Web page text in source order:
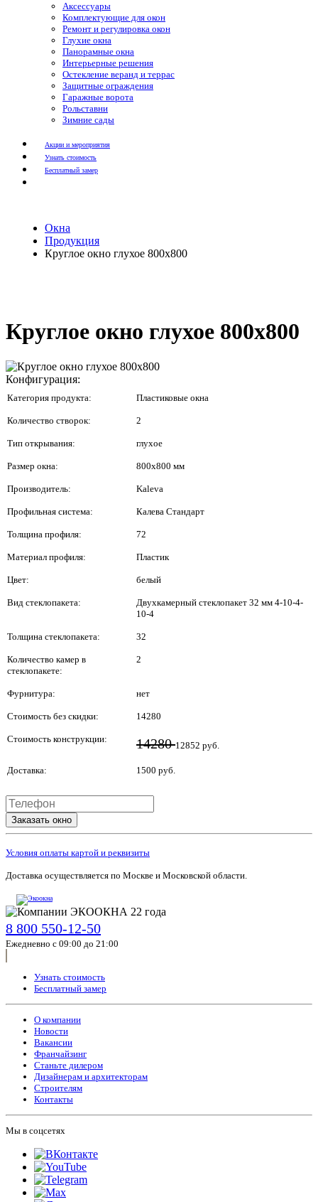
Аксессуары
Комплектующие для окон
Ремонт и регулировка окон
Глухие окна
Панорамные окна
Интерьерные решения
Остекление веранд и террас
Защитные ограждения
Гаражные ворота
Рольставни
Зимние сады
Акции и мероприятия
Узнать стоимость
Бесплатный замер
Окна
Продукция
Круглое окно глухое 800x800
Круглое окно глухое 800x800
Конфигурация:
Категория продукта: Пластиковые окна
Количество створок: 2
Тип открывания: глухое
Размер окна: 800x800 мм
Производитель: Kaleva
Профильная система: Калева Стандарт
Толщина профиля: 72
Материал профиля: Пластик
Цвет: белый
Вид стеклопакета:
Двухкамерный стеклопакет 32 мм 4-10-4-
10-4
Толщина стеклопакета: 32
Количество камер в
стеклопакете:
2
Фурнитура: нет
Стоимость без скидки: 14280
Стоимость конструкции: 1428012852 руб.
Доставка: 1500 руб.
Заказать окно
Условия оплаты картой и реквизиты
Доставка осуществляется по Москве и Московской области.
8 800 550-12-50
Ежедневно с 09:00 до 21:00
Узнать стоимость
Бесплатный замер
О компании
Новости
Вакансии
Франчайзинг
Станьте дилером
Дизайнерам и архитекторам
Строителям
Контакты
Мы в соцсетях